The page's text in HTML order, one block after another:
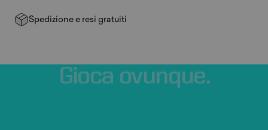
Spedizione e resi gratuiti
Gioca ovunque.